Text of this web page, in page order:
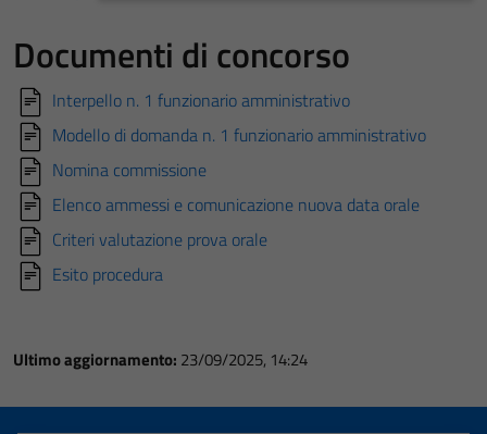
Documenti di concorso
Interpello n. 1 funzionario amministrativo
Modello di domanda n. 1 funzionario amministrativo
Nomina commissione
Elenco ammessi e comunicazione nuova data orale
Criteri valutazione prova orale
Esito procedura
Ultimo aggiornamento: 23/09/2025, 14:24